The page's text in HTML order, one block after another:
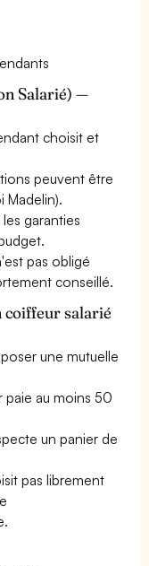
Salarié) —
choisit et
peuvent être
Madelin).
garanties
pas obligé
conseillé.
coiffeur salarié
une mutuelle
paie au moins 50
un panier de
pas librement